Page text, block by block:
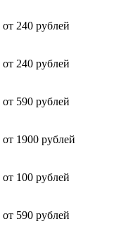
от 240 рублей
от 240 рублей
от 590 рублей
от 1900 рублей
от 100 рублей
от 590 рублей